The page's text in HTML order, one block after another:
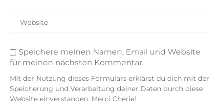
Speichere meinen Namen, Email und Website
für meinen nächsten Kommentar.
Mit der Nutzung dieses Formulars erklärst du dich mit der
Speicherung und Verarbeitung deiner Daten durch diese
Website einverstanden. Merci Cherie!